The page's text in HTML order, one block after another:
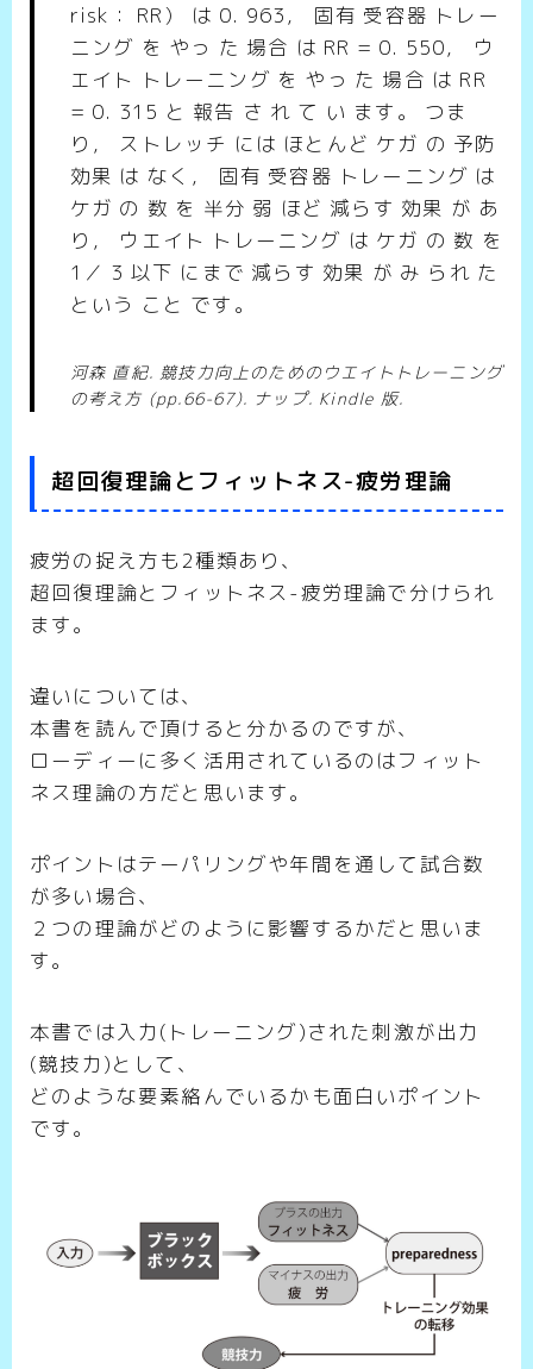
risk： RR） は 0. 963， 固有 受容器 トレー
ニング を やっ た 場合 は RR = 0. 550， ウ
エイト トレーニング を やっ た 場合 は RR
= 0. 315 と 報告 さ れ て い ます。 つま
り， ストレッチ には ほとんど ケガ の 予防
効果 は なく， 固有 受容器 トレーニング は
ケガ の 数 を 半分 弱 ほど 減らす 効果 が あ
り， ウエイト トレーニング は ケガ の 数 を
1／ 3 以下 にまで 減らす 効果 が み られ た
という こと です。
河森 直紀. 競技力向上のためのウエイトトレーニング
の考え方 (pp.66-67). ナップ. Kindle 版.
超回復理論とフィットネス-疲労理論
疲労の捉え方も2種類あり、
超回復理論とフィットネス-疲労理論で分けられ
ます。
違いについては、
本書を読んで頂けると分かるのですが、
ローディーに多く活用されているのはフィット
ネス理論の方だと思います。
ポイントはテーパリングや年間を通して試合数
が多い場合、
２つの理論がどのように影響するかだと思いま
す。
本書では入力(トレーニング)された刺激が出力
(競技力)として、
どのような要素絡んでいるかも面白いポイント
です。